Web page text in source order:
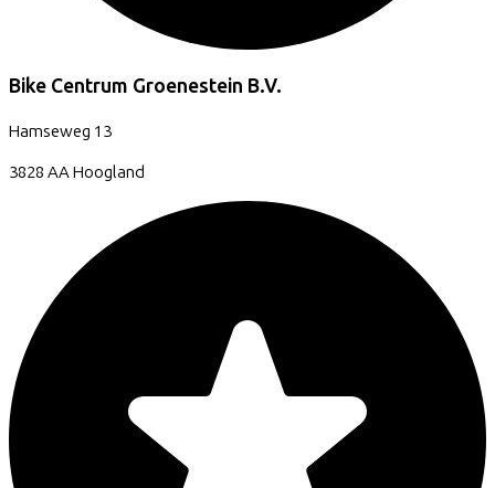
Bike Centrum Groenestein B.V.
Hamseweg 13
3828 AAHoogland